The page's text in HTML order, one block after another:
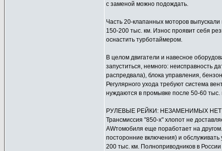
с заменой можно подождать.
Часть 20-клапанных моторов
150-200 тыс. км. Износ проявит себя
оснастить турботаймером.
В целом двигатели и навесное
запуститься, немного: неисправность
распредвала), блока управления,
Регулярного ухода требуют система
нуждаются в промывке после 50-60 тыс.
РУЛЕВЫЕ РЕЙКИ: НЕЗАМЕНИМЫХ НЕТ
Трансмиссия "850-х" хлопот не
AWтомобиля еще поработает на
посторонние включения) и
200 тыс. км. Полноприводников в